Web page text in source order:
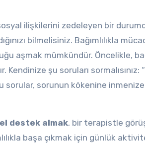
ilişkilerini zedeleyen bir
bilmelisiniz. Bağımlılıkla
aşmak mümkündür. Öncelikle,
şu soruları sormalısınız:
sorular, sorunun kökenine inmenize
destek almak, bir terapistle
başa çıkmak için günlük